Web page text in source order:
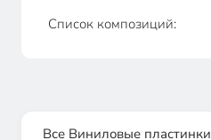
Список композиций:
Все Виниловые пластинки